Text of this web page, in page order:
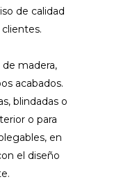
de calidad
madera,
acabados.
blindadas o
o para
en
el diseño